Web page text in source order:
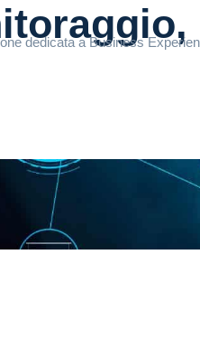
dedicata a Business